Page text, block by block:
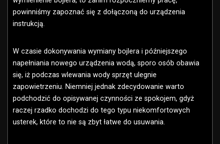
powinniśmy zapoznać się z dołączoną do urządzenia
instrukcją.
W czasie dokonywania wymiany bojlera i późniejszego
napełniania nowego urządzenia wodą, sporo osób obawia
się, iż podczas wlewania wody sprzęt ulegnie
zapowietrzeniu. Niemniej jednak zdecydowanie warto
podchodzić do opisywanej czynności ze spokojem, gdyż
raczej rzadko dochodzi do tego typu niekomfortowych
usterek, które to nie są zbyt łatwe do usuwania.